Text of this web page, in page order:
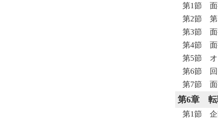
第1節 面
第2節 第
第3節 面
第4節 面
第5節 オ
第6節 回
第7節 面
第6章
第1節 企